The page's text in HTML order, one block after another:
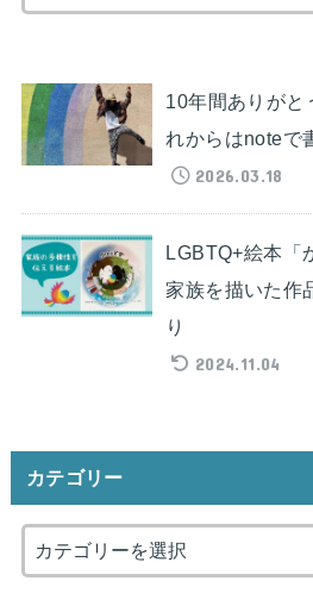
索:
10年間ありがと
れからはnoteで
2026.03.18
LGBTQ+絵本「
家族を描いた作
り
2024.11.04
カテゴリー